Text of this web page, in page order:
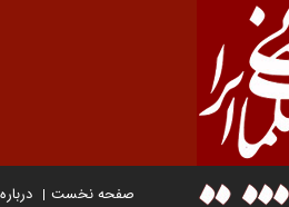
صفحه نخست